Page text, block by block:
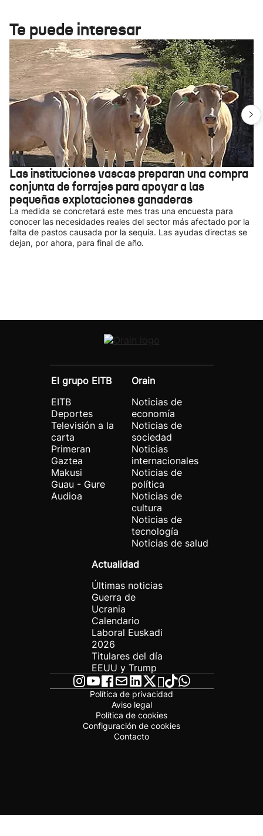
Te puede interesar
Las instituciones vascas preparan una compra
conjunta de forrajes para apoyar a las
pequeñas explotaciones ganaderas
La medida se concretará este mes tras una encuesta para
conocer las necesidades reales del sector más afectado por la
falta de pastos causada por la sequía. Las ayudas directas se
dejan, por ahora, para final de año.
El grupo EITB
EITB
Deportes
Televisión a la
carta
Primeran
Gaztea
Makusi
Guau - Gure
Audioa
Orain
Noticias de
economía
Noticias de
sociedad
Noticias
internacionales
Noticias de
política
Noticias de
cultura
Noticias de
tecnología
Noticias de salud
Actualidad
Últimas noticias
Guerra de
Ucrania
Calendario
Laboral Euskadi
2026
Titulares del día
EEUU y Trump
Política de privacidad
Aviso legal
Política de cookies
Configuración de cookies
Contacto